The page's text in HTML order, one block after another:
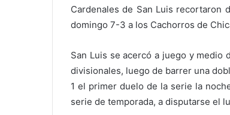
Cardenales de San Luis recortaron
domingo 7-3 a los Cachorros de
San Luis se acercó a juego y
divisionales, luego de barrer una
1 el primer duelo de la serie la
serie de temporada, a disputarse el